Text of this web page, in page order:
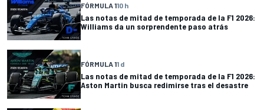
FÓRMULA 110 h
Las notas de mitad de temporada de la F1 2026:
Williams da un sorprendente paso atrás
FÓRMULA 11 d
Las notas de mitad de temporada de la F1 2026:
Aston Martin busca redimirse tras el desastre